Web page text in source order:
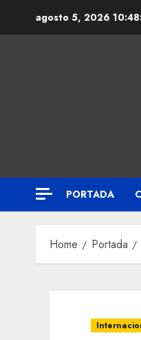
agosto 5, 2026
PORTADA
Home Portada